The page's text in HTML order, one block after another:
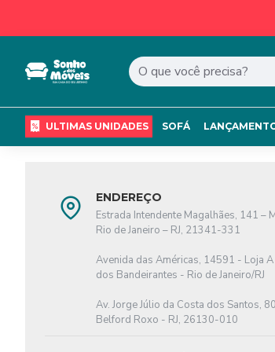
ULTIMAS UNIDADES SOFÁ
ENDEREÇO
Estrada Intendente Magalhães, 141 –
Rio de Janeiro – RJ, 21341-331
Avenida das Américas, 14591 - Loja
dos Bandeirantes - Rio de Janeiro/RJ
Av. Jorge Júlio da Costa dos Santos,
Belford Roxo - RJ, 26130-010